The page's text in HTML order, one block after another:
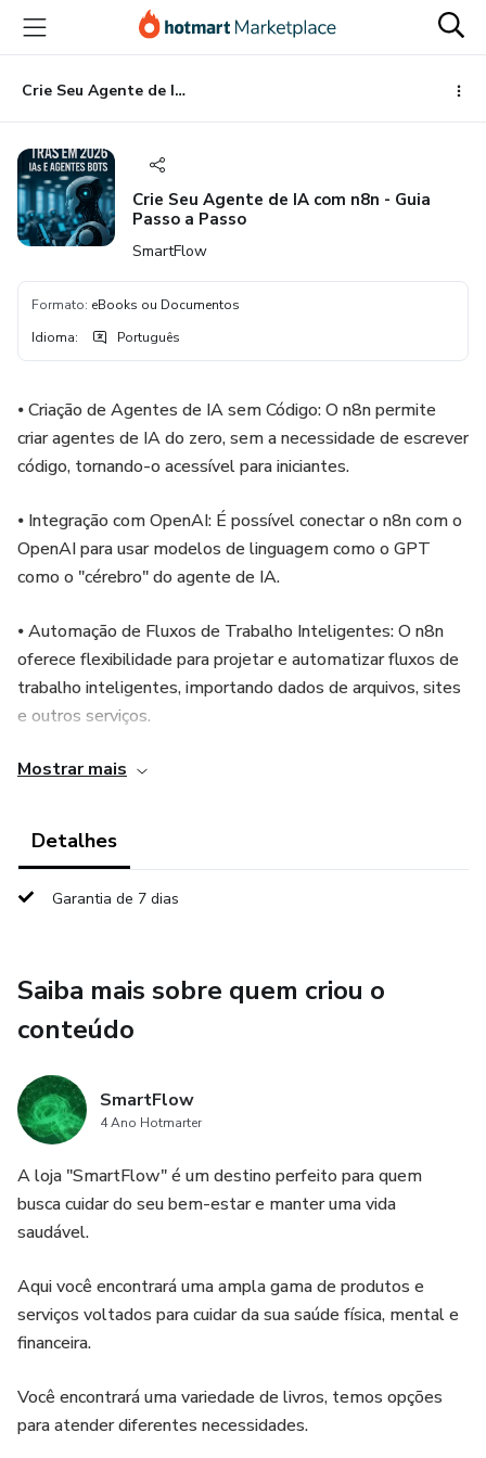
para
conteúdo
principal
para
pagamento
para
rodapé
Crie Seu Agente de IA com n8n - Guia Passo a Passo
Crie Seu Agente de IA com n8n - Guia
Passo a Passo
SmartFlow
Formato: eBooks ou Documentos
Idioma: Português
⦁ Criação de Agentes de IA sem Código: O n8n permite
criar agentes de IA do zero, sem a necessidade de escrever
código, tornando-o acessível para iniciantes.
⦁ Integração com OpenAI: É possível conectar o n8n com o
OpenAI para usar modelos de linguagem como o GPT
como o "cérebro" do agente de IA.
⦁ Automação de Fluxos de Trabalho Inteligentes: O n8n
oferece flexibilidade para projetar e automatizar fluxos de
trabalho inteligentes, importando dados de arquivos, sites
e outros serviços.
⦁ Exemplos Práticos: Existem diversos exemplos de
cliente e automação de tarefas complexas.
⦁ Lógica Condicional: A combinação de lógica condicional, IA
Mostrar mais
Detalhes
Garantia de 7 dias
Saiba mais sobre quem criou o
conteúdo
SmartFlow
4 Ano Hotmarter
A loja "SmartFlow" é um destino perfeito para quem
busca cuidar do seu bem-estar e manter uma vida
saudável.
Aqui você encontrará uma ampla gama de produtos e
serviços voltados para cuidar da sua saúde física, mental e
financeira.
Você encontrará uma variedade de livros, temos opções
para atender diferentes necessidades.